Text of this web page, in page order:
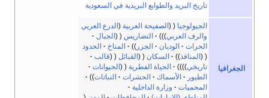
تاريخ البريد والطوابع البريدية في السعودية
الجغرافيا
الجيولوجيا الصفيحة العربية (الدرع العربي
والرف العربي) التضاريس
الجبال
الحرات
الوديان الجزر المناخ
الحدود
المنافذ
السكان القبائل
قالب
تاريخي
الحياة الفطرية
الحيوانات
الطيور
الأسماك الحشرات
النباتات
المحميات
وزارة الداخلية